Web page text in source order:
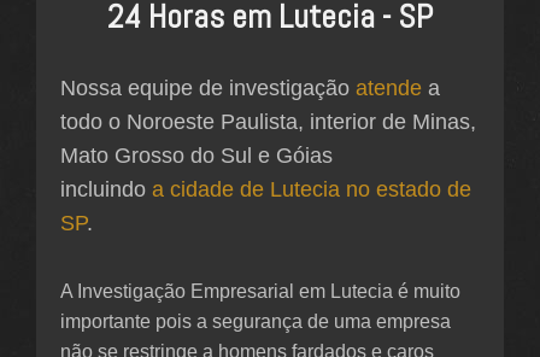
24 Horas em Lutecia - SP
Nossa equipe de investigação atende a
todo o Noroeste Paulista, interior de Minas,
Mato Grosso do Sul e Góias
incluindo a cidade de Lutecia no estado de
SP.
A Investigação Empresarial em Lutecia é muito
importante pois a segurança de uma empresa
não se restringe a homens fardados e caros